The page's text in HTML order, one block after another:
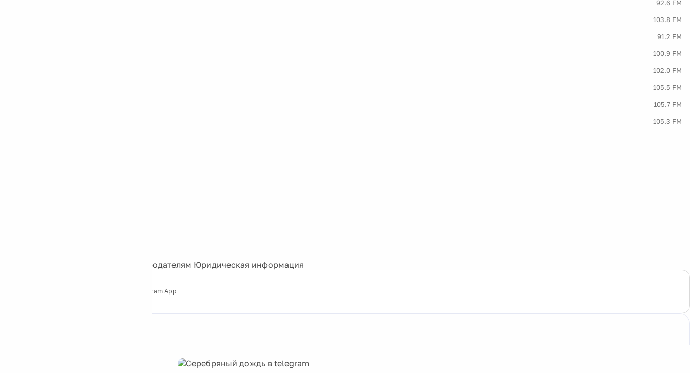
92.6 FM
103.8 FM
91.2 FM
100.9 FM
102.0 FM
105.5 FM
105.7 FM
105.3 FM
Рекламодателям Юридическая информация
Telegram App